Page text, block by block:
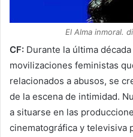
El Alma inmoral.
CF: Durante la última
movilizaciones feministas
relacionados a abusos, se
de la escena de intimidad.
a situarse en las
cinematográfica y televisiva